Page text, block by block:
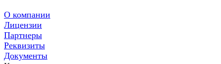
О компании
Лицензии
Партнеры
Реквизиты
Документы